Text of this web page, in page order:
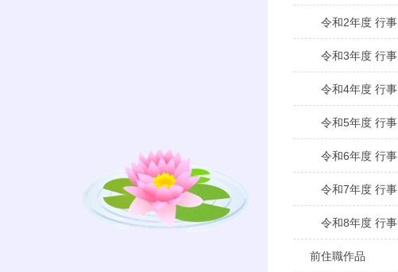
令和2年度 行事
令和3年度 行事
令和4年度 行事
令和5年度 行事
令和6年度 行事
令和7年度 行事
令和8年度 行事
前住職作品